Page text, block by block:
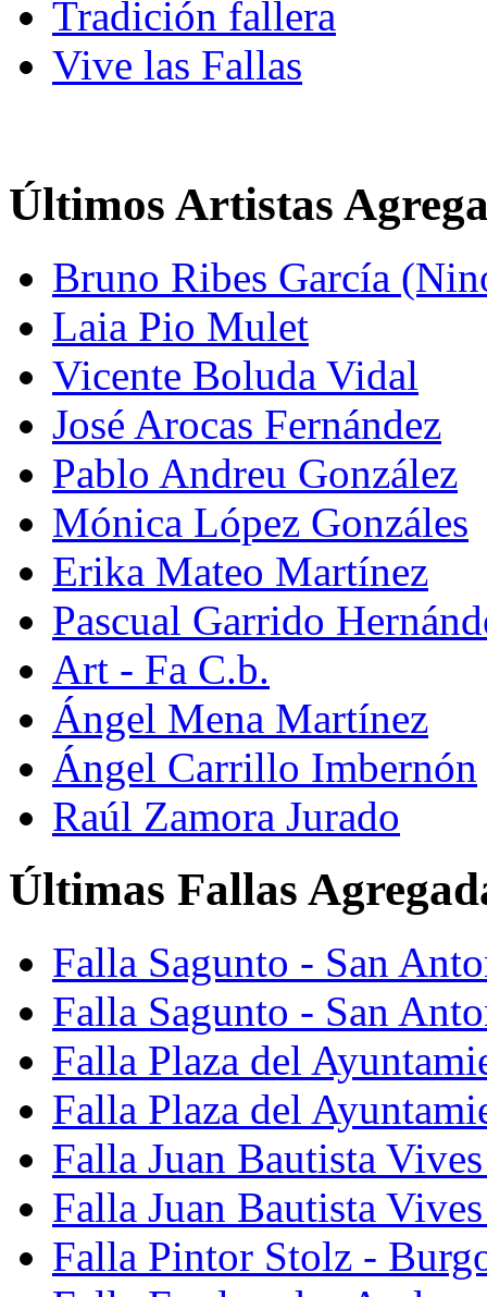
Tradición fallera
Vive las Fallas
Últimos Artistas
Bruno Ribes García
Laia Pio Mulet
Vicente Boluda Vidal
José Arocas Fernández
Pablo Andreu González
Mónica López Gonzáles
Erika Mateo Martínez
Pascual Garrido
Art - Fa C.b.
Ángel Mena Martínez
Ángel Carrillo Imbernón
Raúl Zamora Jurado
Últimas Fallas
Falla Sagunto - San
Falla Sagunto - San
Falla Plaza del
Falla Plaza del
Falla Juan Bautista
Falla Juan Bautista
Falla Pintor Stolz -